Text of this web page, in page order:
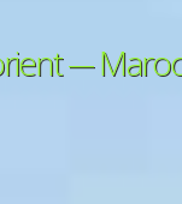
--- Maroc